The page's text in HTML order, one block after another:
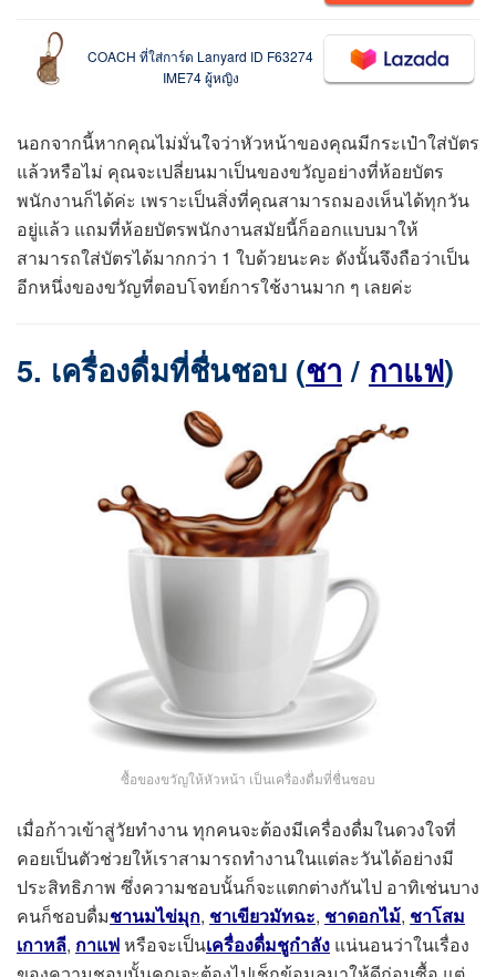
COACH ที่ใส่การ์ด Lanyard ID F63274
IME74 ผู้หญิง
นอกจากนี้หากคุณไม่มั่นใจว่าหัวหน้าของคุณมีกระเป๋าใส่บัตร
แล้วหรือไม่ คุณจะเปลี่ยนมาเป็นของขวัญอย่างที่ห้อยบัตร
พนักงานก็ได้ค่ะ เพราะเป็นสิ่งที่คุณสามารถมองเห็นได้ทุกวัน
อยู่แล้ว แถมที่ห้อยบัตรพนักงานสมัยนี้ก็ออกแบบมาให้
สามารถใส่บัตรได้มากกว่า 1 ใบด้วยนะคะ ดังนั้นจึงถือว่าเป็น
อีกหนึ่งของขวัญที่ตอบโจทย์การใช้งานมาก ๆ เลยค่ะ
5. เครื่องดื่มที่ชื่นชอบ (ชา / กาแฟ)
ซื้อของขวัญให้หัวหน้า เป็นเครื่องดื่มที่ชื่นชอบ
เมื่อก้าวเข้าสู่วัยทำงาน ทุกคนจะต้องมีเครื่องดื่มในดวงใจที่
คอยเป็นตัวช่วยให้เราสามารถทำงานในแต่ละวันได้อย่างมี
ประสิทธิภาพ ซึ่งความชอบนั้นก็จะแตกต่างกันไป อาทิเช่นบาง
คนก็ชอบดื่มชานมไข่มุก, ชาเขียวมัทฉะ, ชาดอกไม้, ชาโสม
เกาหลี, กาแฟหรือจะเป็นเครื่องดื่มชูกำลัง แน่นอนว่าในเรื่อง